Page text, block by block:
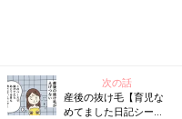
次の話
産後の抜け毛【育児な
めてました日記シーズ